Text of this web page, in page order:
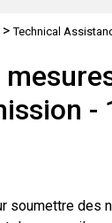
>Technical
-
soumettre des